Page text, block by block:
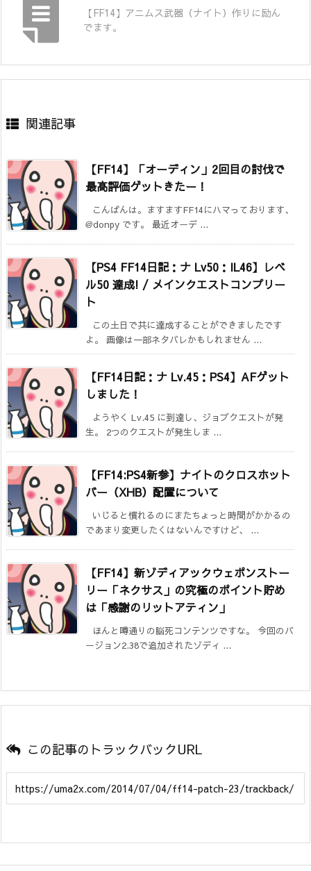
【FF14】アニムス武器（ナイト）作りに励ん
でます。
関連記事
【FF14】「オーディン」2回目の討伐で
最高評価ゲットきたー！
こんばんは。ますますFF14にハマっております、
@donpy です。 最近オーデ ...
【PS4 FF14日記：ナ Lv50：IL46】レベ
ル50 達成! / メインクエストコンプリー
ト
この土日で共に達成することができましたです
よ。 画像は一部ネタバレかもしれません ...
【FF14日記：ナ Lv.45：PS4】AFゲット
しました！
ようやく Lv.45 に到達し、ジョブクエストが発
生。 2つのクエストが発生しま ...
【FF14:PS4新参】ナイトのクロスホット
バー（XHB）配置について
いじると慣れるのにまたちょっと時間がかかるの
であまり変更したくはないんですけど、 ...
【FF14】新ゾディアックウェポンストー
リー「ネクサス」の究極のポイント貯め
は「感謝のリットアティン」
ほんと噂通りの脳死コンテンツですな。 今回のバ
ージョン2.38で追加されたゾディ ...
この記事のトラックバックURL